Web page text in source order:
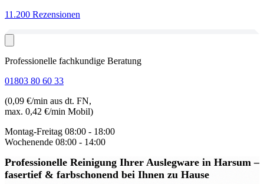
11.200 Rezensionen
Professionelle fachkundige Beratung
01803 80 60 33
(0,09 €/min aus dt. FN,
max. 0,42 €/min Mobil)
Montag-Freitag 08:00 - 18:00
Wochenende 08:00 - 14:00
Professionelle Reinigung Ihrer Auslegware in Harsum–
fasertief & farbschonend bei Ihnen zu Hause